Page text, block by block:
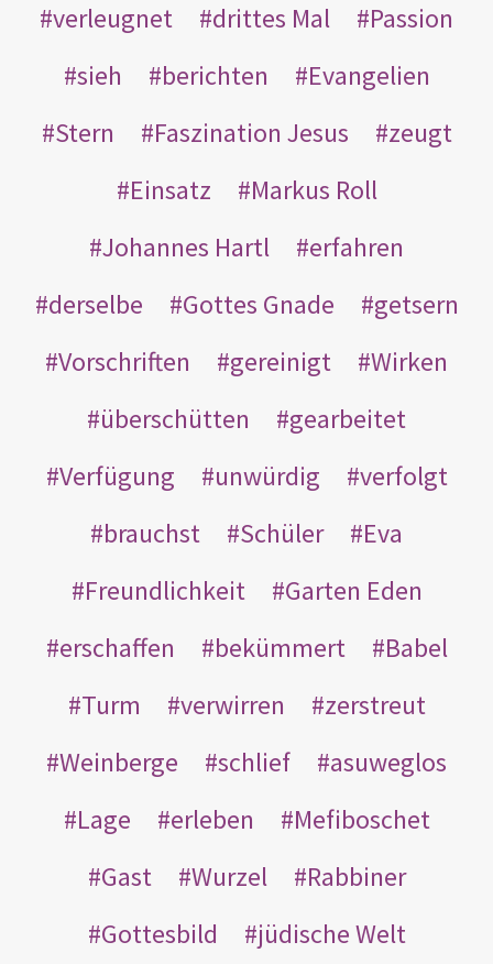
verleugnet
drittes Mal
Passion
sieh
berichten
Evangelien
Stern
Faszination Jesus
zeugt
Einsatz
Markus Roll
Johannes Hartl
erfahren
derselbe
Gottes Gnade
getsern
Vorschriften
gereinigt
Wirken
überschütten
gearbeitet
Verfügung
unwürdig
verfolgt
brauchst
Schüler
Eva
Freundlichkeit
Garten Eden
erschaffen
bekümmert
Babel
Turm
verwirren
zerstreut
Weinberge
schlief
asuweglos
Lage
erleben
Mefiboschet
Gast
Wurzel
Rabbiner
Gottesbild
jüdische Welt